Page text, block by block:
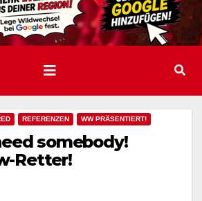
REFERENZEN WW PRÄSENTIERT!
somebody!
Retter!